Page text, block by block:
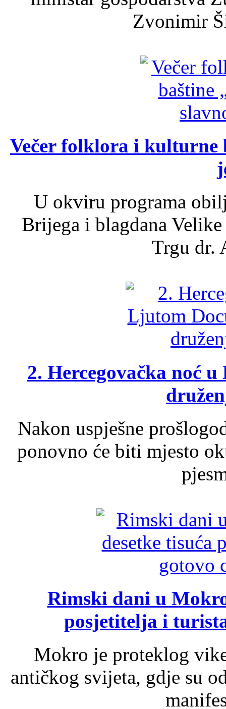
Zvonimir
Večer folklora i kulturne
U okviru programa
Brijega i blagdana
Trgu dr.
2. Hercegovačka noć
Nakon uspješne
ponovno će biti mjesto
Rimski dani u
posjetitelja i
Mokro je proteklog
antičkog svijeta, gdje su